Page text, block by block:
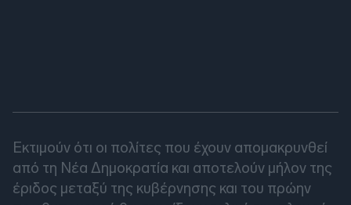
Εκτιμούν ότι οι πολίτες που έχουν απομακρυνθεί
από τη Νέα Δημοκρατία και αποτελούν μήλον της
έριδος μεταξύ της κυβέρνησης και του πρώην